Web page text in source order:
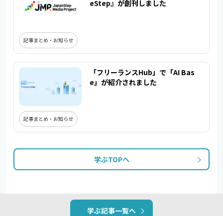
eStep』が創刊しました
記事まとめ・お知らせ
「フリーランスHub」で「AI Bas
e」が紹介されました
記事まとめ・お知らせ
学ぶTOPへ
学ぶ記事一覧へ